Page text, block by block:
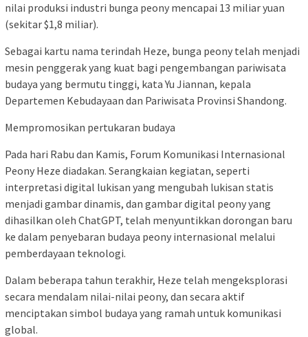
nilai produksi industri bunga peony mencapai 13 miliar yuan
(sekitar $1,8 miliar).
Sebagai kartu nama terindah Heze, bunga peony telah menjadi
mesin penggerak yang kuat bagi pengembangan pariwisata
budaya yang bermutu tinggi, kata Yu Jiannan, kepala
Departemen Kebudayaan dan Pariwisata Provinsi Shandong.
Mempromosikan pertukaran budaya
Pada hari Rabu dan Kamis, Forum Komunikasi Internasional
Peony Heze diadakan. Serangkaian kegiatan, seperti
interpretasi digital lukisan yang mengubah lukisan statis
menjadi gambar dinamis, dan gambar digital peony yang
dihasilkan oleh ChatGPT, telah menyuntikkan dorongan baru
ke dalam penyebaran budaya peony internasional melalui
pemberdayaan teknologi.
Dalam beberapa tahun terakhir, Heze telah mengeksplorasi
secara mendalam nilai-nilai peony, dan secara aktif
menciptakan simbol budaya yang ramah untuk komunikasi
global.